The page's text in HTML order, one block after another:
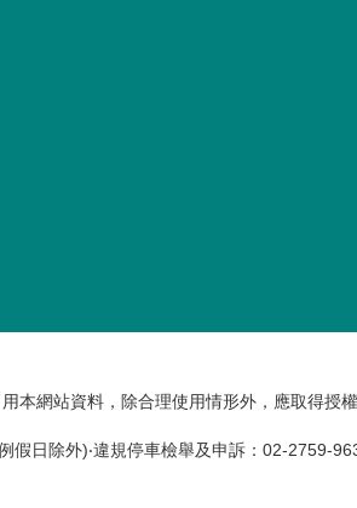
本網站資料，除合理使用情形外，應取得授權
日除外)‧違規停車檢舉及申訴：02-2759-